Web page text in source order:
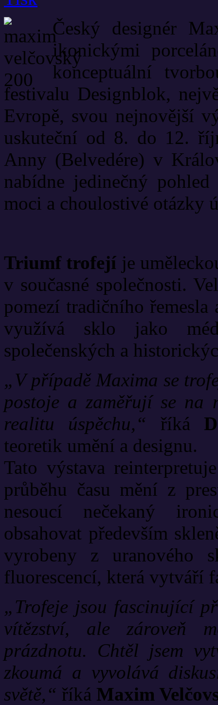
Český designér
ikonickými
konceptuální
festivalu Designblok,
Evropě, svou nejnovější
uskuteční od 8. do 12.
Anny (Belvedére) v
nabídne jedinečný
moci a choulostivé otázky
Triumf trofejí je
v současné společnosti.
pomezí tradičního řemesla
využívá sklo jako
společenských a
„V případě Maxima se
postoje a zaměřují se na
realitu úspěchu,“ říká
teoretik umění a designu.
Tato výstava
průběhu času mění z
nesoucí nečekaný
obsahovat především
vyrobeny z uranového
fluorescencí, která vytváří
„Trofeje jsou fascinující
vítězství, ale zároveň
prázdnotu. Chtěl jsem
zkoumá a vyvolává
světě,“ říká Maxim